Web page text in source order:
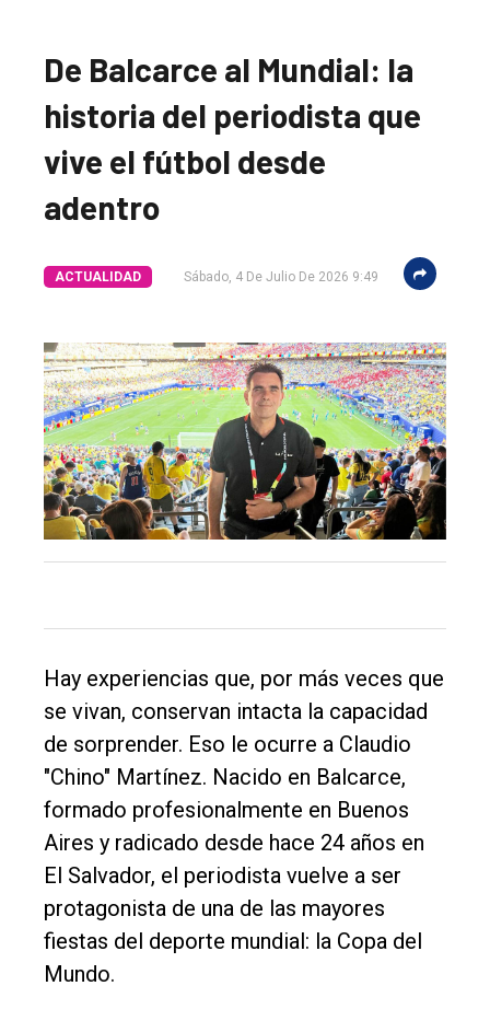
De Balcarce al Mundial: la
historia del periodista que
vive el fútbol desde
adentro
ACTUALIDAD Sábado, 4 De Julio De 2026 9:49
Hay experiencias que, por más veces que
se vivan, conservan intacta la capacidad
de sorprender. Eso le ocurre a Claudio
"Chino" Martínez. Nacido en Balcarce,
formado profesionalmente en Buenos
Aires y radicado desde hace 24 años en
El Salvador, el periodista vuelve a ser
protagonista de una de las mayores
fiestas del deporte mundial: la Copa del
Mundo.